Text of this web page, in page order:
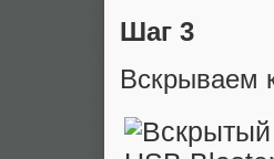
Шаг 3
Вскрываем